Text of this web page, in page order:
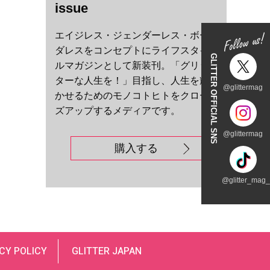
GLITTER OFFICIAL SNS @glittermag
@glittermag
issue
エイジレス・ジェンダーレス・ボー
ダレスをコンセプトにライフスタイ
ルマガジンとして新装刊。「グリッ
ターな人生を！」目指し、人生を輝
かせるためのモノコトヒトをクロー
ズアップするメディアです。
購入する
POLICY GLITTER JAPAN